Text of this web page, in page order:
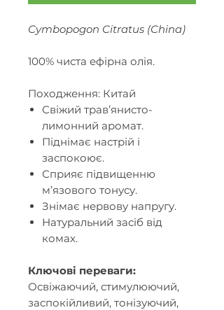
Cymbopogon Citratus (China)
100% чиста ефірна олія.
Походження: Китай
Свіжий трав’янисто-
лимонний аромат.
Піднімає настрій і
заспокоює.
Сприяє підвищенню
м’язового тонусу.
Знімає нервову напругу.
Натуральний засіб від
комах.
Ключові переваги:
Освіжаючий, стимулюючий,
заспокійливий, тонізуючий,